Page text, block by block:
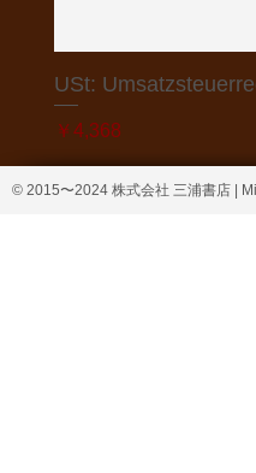
USt:
価格
￥4,368
© 2015〜2024 株式会社 三浦書店 |